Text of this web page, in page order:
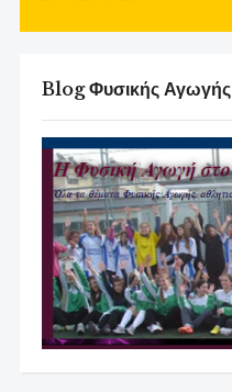
Blog Φυσικής Αγωγής